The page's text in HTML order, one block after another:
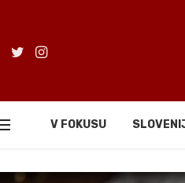
V FOKUSU